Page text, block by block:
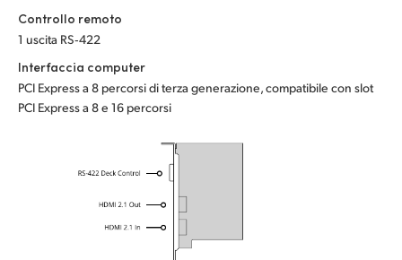
Controllo remoto
1 uscita RS‑422
Interfaccia computer
PCI Express a 8 percorsi di terza generazione, compatibile con slot
PCI Express a 8 e 16 percorsi